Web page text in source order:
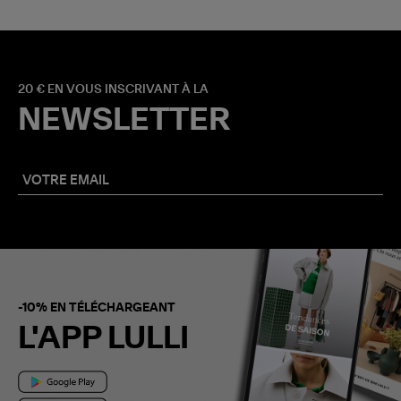
20 € EN VOUS INSCRIVANT À LA
NEWSLETTER
-10% EN TÉLÉCHARGEANT
L'APP LULLI